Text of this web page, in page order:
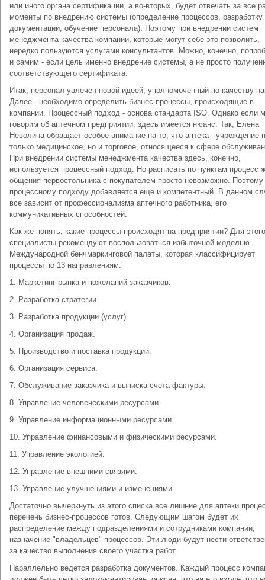
или иного органа сертификации, а во-вторых, будет отвечать за все
моменты по внедрению системы (определение процессов, разработку
документации, обучение персонала). Поэтому при внедрении систем
менеджмента качества компании, которые могут себе это позволить,
нередко пользуются услугами консультантов. Можно, конечно,
и самим - если цель именно внедрение системы, а не просто
соответствующего сертификата.
Итак, персонал увлечен новой идеей, уполномоченный по качеству
Далее - необходимо определить бизнес-процессы, происходящие в
компании. Процессный подход - основа стандарта ISO. Однако если
говорим об аптечном предприятии, здесь имеется нюанс. Так, Елена
Неволина обращает особое внимание на то, что аптека - учреждение
только медицинское, но и торговое, относящееся к сфере
При внедрении системы менеджмента качества здесь, конечно,
используется процессный подход. Но расписать по пунктам процесс
общения первостольника с покупателем просто невозможно. Поэтому
процессному подходу добавляется еще и компетентный. В данном
все зависит от профессионализма аптечного работника, его
коммуникативных способностей.
Как же понять, какие процессы происходят на предприятии? Для этого
специалисты рекомендуют воспользоваться избыточной моделью
Международной бенчмаркинговой палаты, которая классифицирует
процессы по 13 направлениям:
1. Маркетинг рынка и пожеланий заказчиков.
2. Разработка стратегии.
3. Разработка продукции (услуг).
4. Организация продаж.
5. Производство и поставка продукции.
6. Организация сервиса.
7. Обслуживание заказчика и выписка счета-фактуры.
8. Управление человеческими ресурсами.
9. Управление информационными ресурсами.
10. Управление финансовыми и физическими ресурсами.
11. Управление экологией.
12. Управление внешними связями.
13. Управление улучшениями и изменениями.
Достаточно вычеркнуть из этого списка все лишние для аптеки
перечень бизнес-процессов готов. Следующим шагом будет их
распределение между подразделениями и сотрудниками компании,
назначение "владельцев" процессов. Эти люди будут нести
за качество выполнения своего участка работ.
Параллельно ведется разработка документов. Каждый процесс